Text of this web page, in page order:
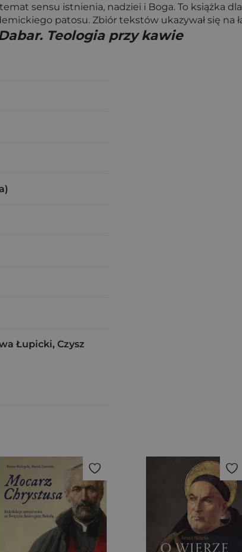
sensu istnienia, nadziei i Boga. To książka
patosu. Zbiór tekstów ukazywał się na
Teologia przy kawie
Łupicki, Czysz